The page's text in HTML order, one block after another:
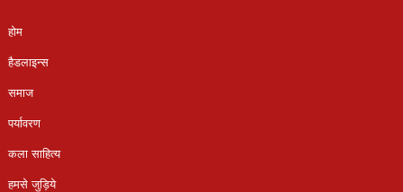
होम
हैडलाइन्स
समाज
पर्यावरण
कला साहित्य
हमसे जुड़िये